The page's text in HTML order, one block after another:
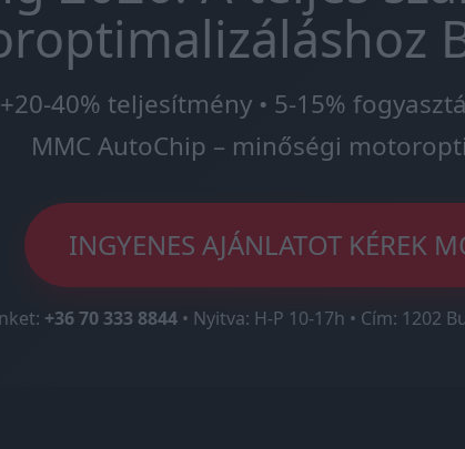
+20-40% teljesítmény • 5-15%
MMC AutoChip – minőségi
INGYENES AJÁNLATOT KÉREK
+36 70 333 8844• Nyitva: H-P 10-17h • Cím: 1202